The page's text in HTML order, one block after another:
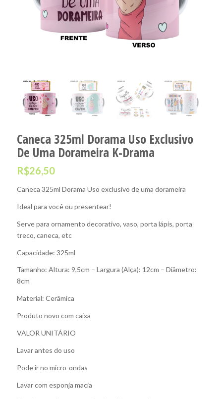
Caneca 325ml Dorama Uso Exclusivo
De Uma Dorameira K-Drama
R$26,50
Caneca 325ml Dorama Uso exclusivo de uma dorameira
Ideal para você ou presentear!
Serve para ornamento decorativo, vaso, porta lápis, porta
treco, caneca, etc
Capacidade: 325ml
Tamanho: Altura: 9,5cm – Largura (Alça): 12cm – Diâmetro:
8cm
Material: Cerâmica
Produto novo com caixa
VALOR UNITÁRIO
Lavar antes do uso
Pode ir no micro-ondas
Lavar com esponja macia